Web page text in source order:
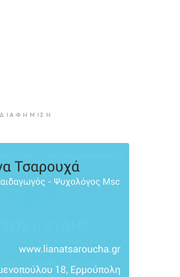
η παρουσίαση του
της ΕΛ.Α.Σ. στη
ΔΙΑΦΉΜΙΣΗ